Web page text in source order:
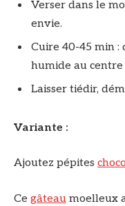
Verser dans le
envie.
Cuire 40-45 min :
humide au
Laisser tiédir,
Variante :
Ajoutez pépites
Ce gâteau moelleux